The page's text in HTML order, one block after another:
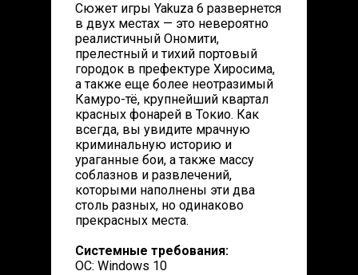
Сюжет игры Yakuza 6 развернется
в двух местах — это невероятно
реалистичный Ономити,
прелестный и тихий портовый
городок в префектуре Хиросима,
а также еще более неотразимый
Камуро-тё, крупнейший квартал
красных фонарей в Токио. Как
всегда, вы увидите мрачную
криминальную историю и
ураганные бои, а также массу
соблазнов и развлечений,
которыми наполнены эти два
столь разных, но одинаково
прекрасных места.
Системные требования:
ОС: Windows 10